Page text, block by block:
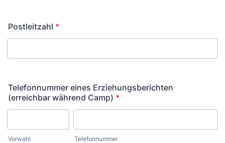
Postleitzahl *
Telefonnummer eines Erziehungsberichten
(erreichbar während Camp) *
Vorwahl Telefonnummer